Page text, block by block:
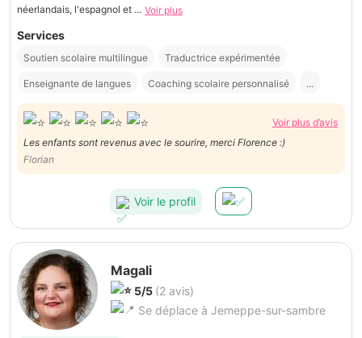
néerlandais, l'espagnol et ... Voir plus
Services
Soutien scolaire multilingue Traductrice expérimentée
Enseignante de langues Coaching scolaire personnalisé ...
Voir plus d’avis
Les enfants sont revenus avec le sourire, merci Florence :)
Florian
Voir le profil
Magali
5/5 (2 avis)
Se déplace à Jemeppe-sur-sambre